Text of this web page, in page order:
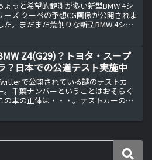
ょっと希望的観測が多い新型BMW 4シ
ーズ クーペの予想CG画像が公開されま
た。まだまだ荒削りな新型BMW 4シリ
たが、今回は早くも次期新型BMW...
Z4(G29)？トヨタ・スープ
？日本での公道テスト実施中
で公開されている謎のテストカ
。千葉ナンバーということはおそらく
の車の正体は・・・。テストカーの正